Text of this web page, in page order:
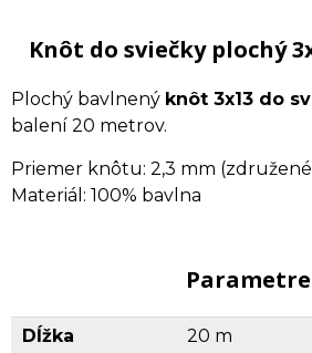
Knôt do sviečky plochý
Plochý bavlnený knôt 3x13 do
balení 20 metrov.
Priemer knôtu: 2,3 mm (združené
Materiál: 100% bavlna
Parametre
Dĺžka
20 m